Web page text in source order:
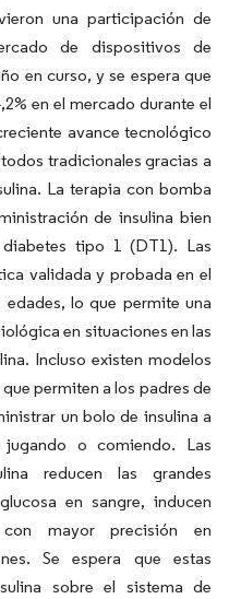
una participación de
de dispositivos de
en curso, y se espera que
en el mercado durante el
avance tecnológico
tradicionales gracias a
La terapia con bomba
de insulina bien
tipo 1 (DT1). Las
validada y probada en el
lo que permite una
en situaciones en las
Incluso existen modelos
permiten a los padres de
un bolo de insulina a
o comiendo. Las
reducen las grandes
en sangre, inducen
mayor precisión en
Se espera que estas
sobre el sistema de